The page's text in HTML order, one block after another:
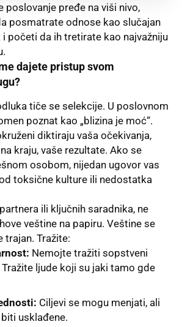
poslovanje pređe na viši nivo,
posmatrate odnose kao slučajan
početi da ih tretirate kao najvažniju
dajete pristup svom
tiče se selekcije. U poslovnom
poznat kao „blizina je moć“.
diktiraju vaša očekivanja,
kraju, vaše rezultate. Ako se
osobom, nijedan ugovor vas
toksične kulture ili nedostatka
ili ključnih saradnika, ne
veštine na papiru. Veštine se
trajan. Tražite:
Nemojte tražiti sopstveni
ljude koji su jaki tamo gde
Ciljevi se mogu menjati, ali
usklađene.